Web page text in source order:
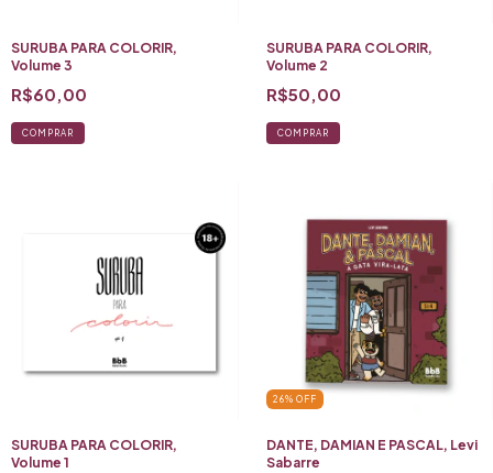
SURUBA PARA COLORIR,
Volume 3
R$60,00
COMPRAR
SURUBA PARA COLORIR,
Volume 2
R$50,00
COMPRAR
SURUBA PARA COLORIR,
Volume 1
26% OFF
DANTE, DAMIAN E PASCAL, Levi
Sabarre